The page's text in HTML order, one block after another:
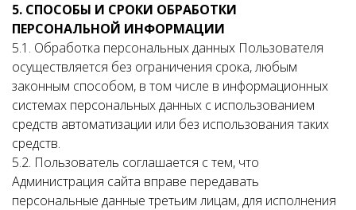
5. СПОСОБЫ И СРОКИ ОБРАБОТКИ
ПЕРСОНАЛЬНОЙ ИНФОРМАЦИИ
5.1. Обработка персональных данных Пользователя
осуществляется без ограничения срока, любым
законным способом, в том числе в информационных
системах персональных данных с использованием
средств автоматизации или без использования таких
средств.
5.2. Пользователь соглашается с тем, что
Администрация сайта вправе передавать
персональные данные третьим лицам, для исполнения